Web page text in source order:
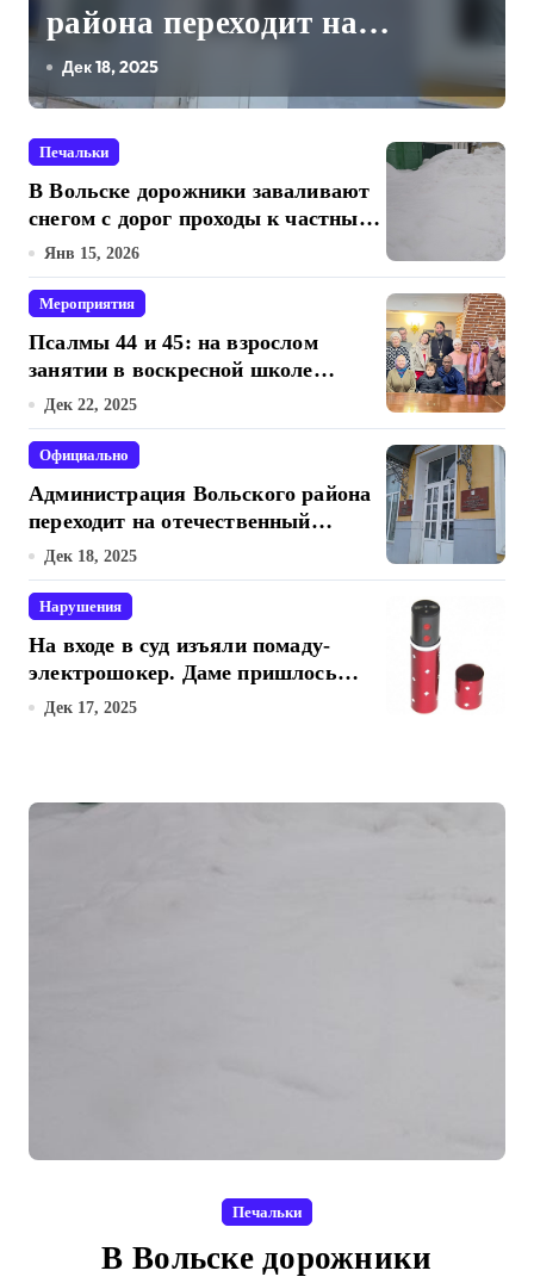
района переходит на
отечественный мессенджер
для рабочих коммуникаций
Дек 18, 2025
Печальки
В Вольске дорожники заваливают
снегом с дорог проходы к частным
жилым домам
Янв 15, 2026
Мероприятия
Псалмы 44 и 45: на взрослом
занятии в воскресной школе
Свято-Троицкого собора
Дек 22, 2025
Официально
Администрация Вольского района
переходит на отечественный
мессенджер для рабочих
коммуникаций
Дек 18, 2025
Нарушения
На входе в суд изъяли помаду-
электрошокер. Даме пришлось
разоружаться.
Дек 17, 2025
Печальки
В Вольске дорожники